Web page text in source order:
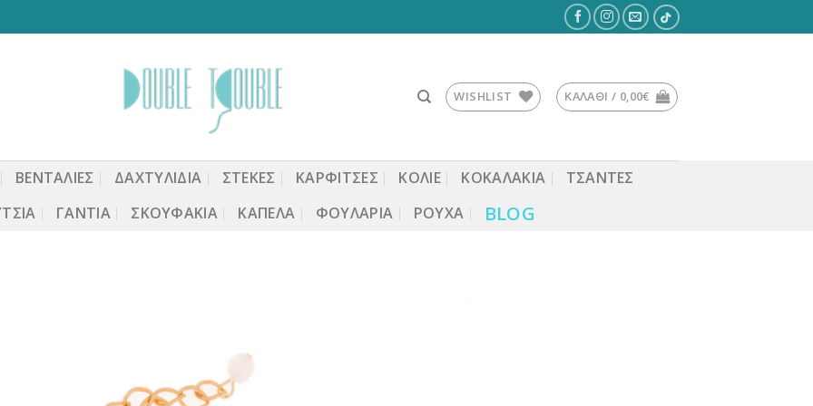
WISHLIST ΚΑΛΆΘΙ / 0,00€
ΒΕΝΤΆΛΙΕΣ ΔΑΧΤΥΛΙΔΙΑ ΣΤΈΚΕΣ ΚΑΡΦΙΤΣΕΣ ΚΟΛΙΕ ΚΟΚΑΛΆΚΙΑ
ΤΣΆΝΤΕΣ
ΓΆΝΤΙΑ ΣΚΟΥΦΆΚΙΑ ΚΑΠΈΛΑ ΦΟΥΛΆΡΙΑ ΡΟΎΧΑ BLOG